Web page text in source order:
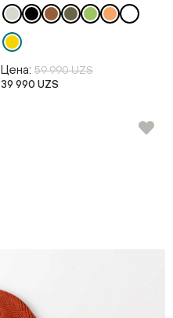
Цена: 59 990 UZS
39 990 UZS